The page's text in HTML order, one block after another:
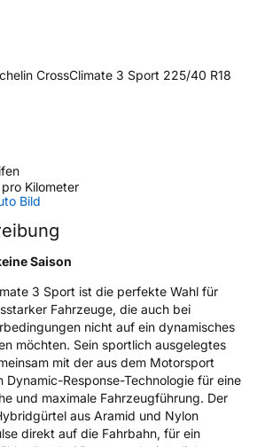
CrossClimate 3 Sport 225/40 R18
Kilometer
Bild
Saison
3 Sport ist die perfekte Wahl für
Fahrzeuge, die auch bei
nicht auf ein dynamisches
möchten. Sein sportlich ausgelegtes
mit der aus dem Motorsport
Dynamic-Response-Technologie für eine
und maximale Fahrzeugführung. Der
aus Aramid und Nylon
direkt auf die Fahrbahn, für ein